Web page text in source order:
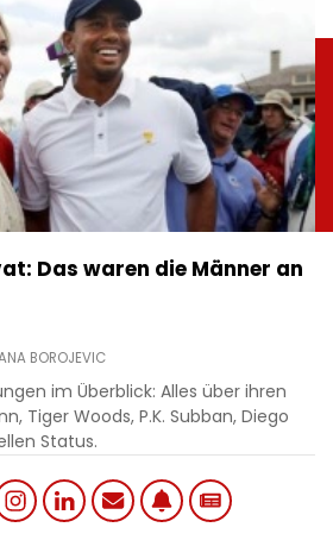
Das waren die Männer an
BOROJEVIC
im Überblick: Alles über ihren
Tiger Woods, P.K. Subban, Diego
Status.